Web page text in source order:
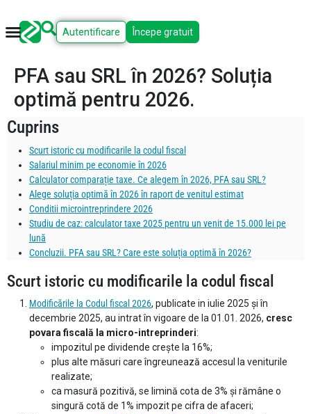
Autentificare Începe gratuit
PFA sau SRL în 2026? Soluția
optimă pentru 2026.
Cuprins
Scurt istoric cu modificarile la codul fiscal
Salariul minim pe economie în 2026
Calculator comparație taxe. Ce alegem în 2026, PFA sau SRL?
Alege soluția optimă în 2026 în raport de venitul estimat
Conditii microintreprindere 2026
Studiu de caz: calculator taxe 2025 pentru un venit de 15.000 lei pe
lună
Concluzii. PFA sau SRL? Care este soluția optimă în 2026?
Scurt istoric cu modificarile la codul fiscal
Modificările la Codul fiscal 2026, publicate in iulie 2025 și în
decembrie 2025, au intrat în vigoare de la 01.01. 2026, cresc
povara fiscală la micro-intreprinderi:
impozitul pe dividende crește la 16%;
plus alte măsuri care îngreunează accesul la veniturile
realizate;
ca masură pozitivă, se limină cota de 3% și rămâne o
singură cotă de 1% impozit pe cifra de afaceri;